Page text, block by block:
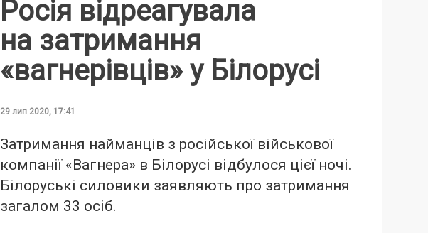
Росія відреагувала
на затримання
«вагнерівців» у Білорусі
29 лип 2020, 17:41
Затримання найманців з російської військової
компанії «Вагнера» в Білорусі відбулося цієї ночі.
Білоруські силовики заявляють про затримання
загалом 33 осіб.